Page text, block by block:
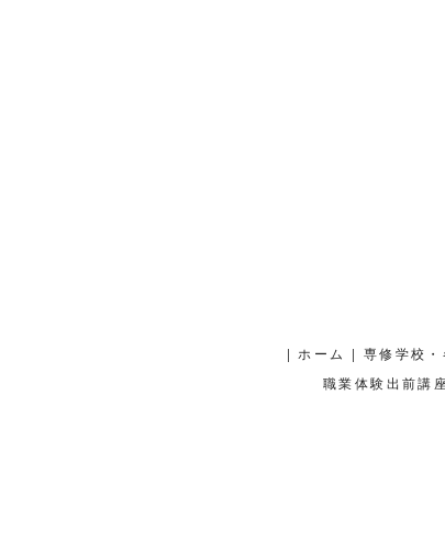
| ホーム | 専修学校
職業体験出前講